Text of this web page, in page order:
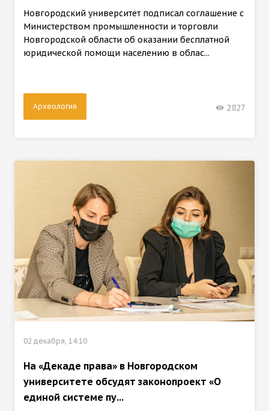
Новгородский университет подписал соглашение с
Министерством промышленности и торговли
Новгородской области об оказании бесплатной
юридической помощи населению в облас...
Археология 2827
02 декабря, 14:10
На «Декаде права» в Новгородском
университете обсудят законопроект «О
единой системе пу...